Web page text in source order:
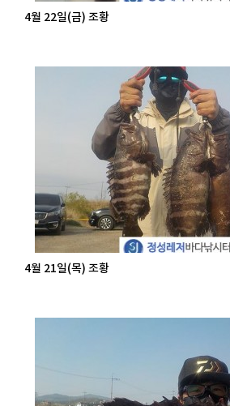
4월 22일(금) 조황
4월 21일(목) 조황